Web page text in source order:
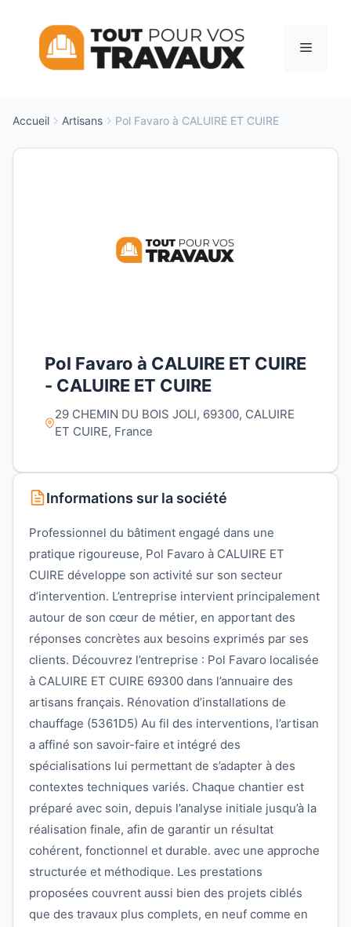
contenu
Menu
Accueil Artisans Pol Favaro à CALUIRE ET CUIRE
Pol Favaro à CALUIRE ET CUIRE
- CALUIRE ET CUIRE
29 CHEMIN DU BOIS JOLI, 69300, CALUIRE
ET CUIRE, France
Informations sur la société
Professionnel du bâtiment engagé dans une
pratique rigoureuse, Pol Favaro à CALUIRE ET
CUIRE développe son activité sur son secteur
d’intervention. L’entreprise intervient principalement
autour de son cœur de métier, en apportant des
réponses concrètes aux besoins exprimés par ses
clients. Découvrez l’entreprise : Pol Favaro localisée
à CALUIRE ET CUIRE 69300 dans l’annuaire des
artisans français. Rénovation d’installations de
chauffage (5361D5) Au fil des interventions, l’artisan
a affiné son savoir-faire et intégré des
spécialisations lui permettant de s’adapter à des
contextes techniques variés. Chaque chantier est
préparé avec soin, depuis l’analyse initiale jusqu’à la
réalisation finale, afin de garantir un résultat
cohérent, fonctionnel et durable. avec une approche
structurée et méthodique. Les prestations
proposées couvrent aussi bien des projets ciblés
que des travaux plus complets, en neuf comme en